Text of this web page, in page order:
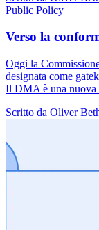
Public Policy
Verso la
Oggi la
designata come
Il DMA è una
Scritto da Oliver